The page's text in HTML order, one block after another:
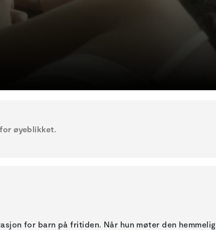
øyeblikket.
for barn på fritiden. Når hun møter den hemmelig